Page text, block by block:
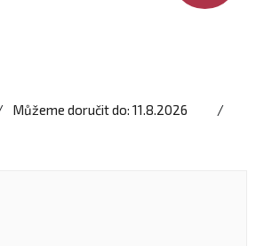
Můžeme doručit do: 11.8.2026